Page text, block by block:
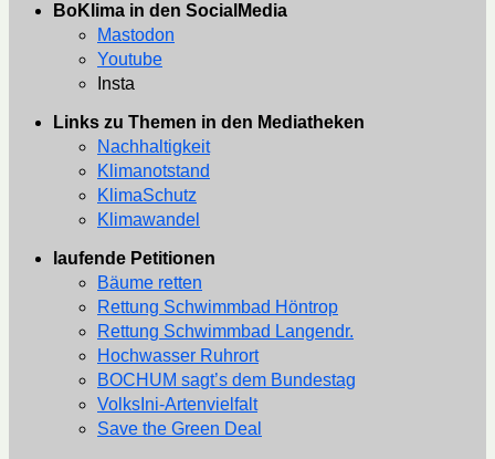
BoKlima in den SocialMedia
Mastodon
Youtube
Insta
Links zu Themen in den Mediatheken
Nachhaltigkeit
Klimanotstand
KlimaSchutz
Klimawandel
laufende Petitionen
Bäume retten
Rettung Schwimmbad Höntrop
Rettung Schwimmbad Langendr.
Hochwasser Ruhrort
BOCHUM sagt’s dem Bundestag
VolksIni-Artenvielfalt
Save the Green Deal